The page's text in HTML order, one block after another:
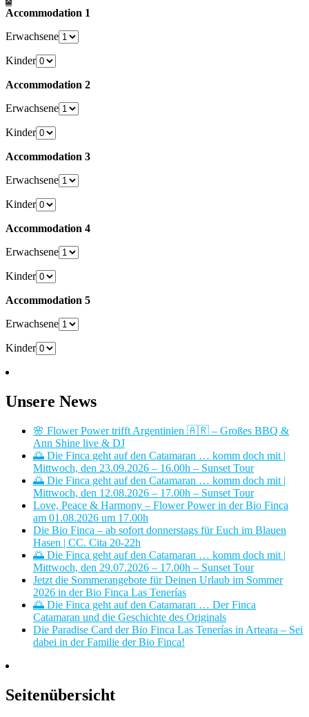
Accommodation 1
Erwachsene
Kinder
Accommodation 2
Erwachsene
Kinder
Accommodation 3
Erwachsene
Kinder
Accommodation 4
Erwachsene
Kinder
Accommodation 5
Erwachsene
Kinder
Unsere News
🌸 Flower Power trifft Argentinien 🇦🇷 – Großes BBQ &
Ann Shine live & DJ
🌅 Die Finca geht auf den Catamaran … komm doch mit |
Mittwoch, den 23.09.2026 – 16.00h – Sunset Tour
🌅 Die Finca geht auf den Catamaran … komm doch mit |
Mittwoch, den 12.08.2026 – 17.00h – Sunset Tour
Love, Peace & Harmony – Flower Power in der Bio Finca
am 01.08.2026 um 17.00h
Die Bio Finca – ab sofort donnerstags für Euch im Blauen
Hasen | CC. Cita 20-22h
🌅 Die Finca geht auf den Catamaran … komm doch mit |
Mittwoch, den 29.07.2026 – 17.00h – Sunset Tour
Jetzt die Sommerangebote für Deinen Urlaub im Sommer
2026 in der Bio Finca Las Tenerías
🌅 Die Finca geht auf den Catamaran … Der Finca
Catamaran und die Geschichte des Originals
Die Paradise Card der Bio Finca Las Tenerías in Arteara – Sei
dabei in der Familie der Bio Finca!
Seitenübersicht